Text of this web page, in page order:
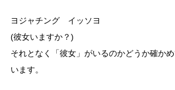
ヨジャチング イッソヨ
(彼女いますか？)
それとなく「彼女」がいるのかどうか確か
います。